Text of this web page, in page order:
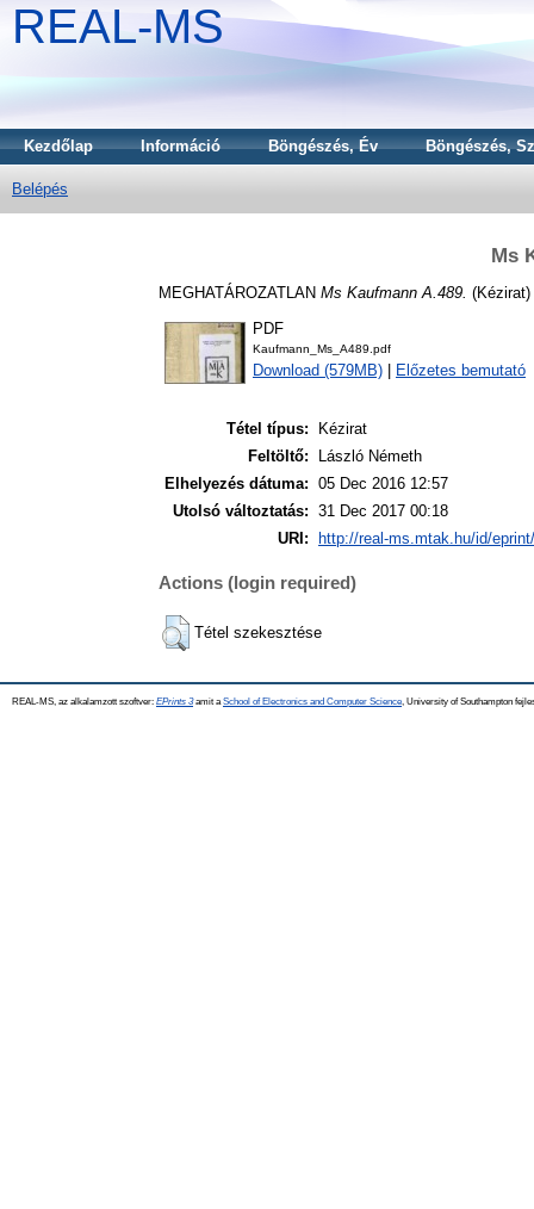
REAL-MS
Kezdőlap Információ Böngészés, Év Böngészés,
Belépés
Ms
MEGHATÁROZATLAN Ms Kaufmann A.489. (Kézirat)
PDF
Kaufmann_Ms_A489.pdf
Download (579MB) Előzetes bemutató
Tétel típus:
Kézirat
Feltöltő:
László Németh
Elhelyezés dátuma: 05 Dec 2016 12:57
Utolsó változtatás: 31 Dec 2017 00:18
URI:
http://real-ms.mtak.hu/id/
Actions (login required)
Tétel szekesztése
REAL-MS, az alkalamzott szoftver: EPrints 3amit a School of Electronics and Computer Science , University of Southampton